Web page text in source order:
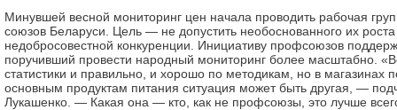
Минувшей весной мониторинг цен начала проводить рабочая
союзов Беларуси. Цель — не допустить необоснованного их
недобросовестной конкуренции. Инициативу профсоюзов
поручивший провести народный мониторинг более масштабно.
статистики и правильно, и хорошо по методикам, но в магазинах
основным продуктам питания ситуация может быть другая, —
Лукашенко. — Какая она — кто, как не профсоюзы, это лучше